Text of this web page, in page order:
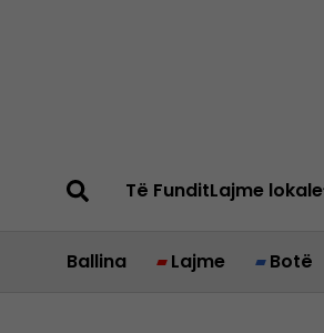
Të FunditLajme lokale
Ballina Lajme Botë